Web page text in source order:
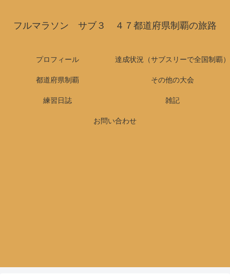
フルマラソン サブ３ ４７都道府県制覇の旅路
プロフィール 達成状況（サブスリーで全国制覇）
都道府県制覇 その他の大会
練習日誌 雑記
お問い合わせ